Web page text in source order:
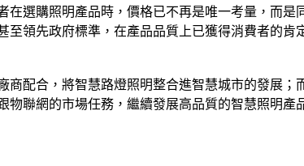
選購照明產品時，價格已不再是唯一考量，而是
領先政府標準，在產品品質上已獲得消費者的肯
配合，將智慧路燈照明整合進智慧城市的發展；
聯網的市場任務，繼續發展高品質的智慧照明產